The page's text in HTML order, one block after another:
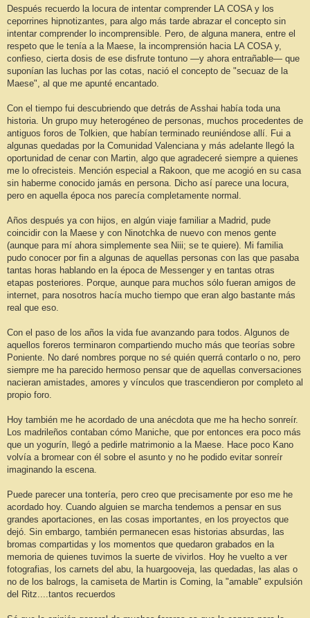
Después recuerdo la locura de intentar comprender LA COSA y los
ceporrines hipnotizantes, para algo más tarde abrazar el concepto sin
intentar comprender lo incomprensible. Pero, de alguna manera, entre el
respeto que le tenía a la Maese, la incomprensión hacia LA COSA y,
confieso, cierta dosis de ese disfrute tontuno —y ahora entrañable— que
suponían las luchas por las cotas, nació el concepto de "secuaz de la
Maese", al que me apunté encantado.
Con el tiempo fui descubriendo que detrás de Asshai había toda una
historia. Un grupo muy heterogéneo de personas, muchos procedentes de
antiguos foros de Tolkien, que habían terminado reuniéndose allí. Fui a
algunas quedadas por la Comunidad Valenciana y más adelante llegó la
oportunidad de cenar con Martin, algo que agradeceré siempre a quienes
me lo ofrecisteis. Mención especial a Rakoon, que me acogió en su casa
sin haberme conocido jamás en persona. Dicho así parece una locura,
pero en aquella época nos parecía completamente normal.
Años después ya con hijos, en algún viaje familiar a Madrid, pude
coincidir con la Maese y con Ninotchka de nuevo con menos gente
(aunque para mí ahora simplemente sea Niii; se te quiere). Mi familia
pudo conocer por fin a algunas de aquellas personas con las que pasaba
tantas horas hablando en la época de Messenger y en tantas otras
etapas posteriores. Porque, aunque para muchos sólo fueran amigos de
internet, para nosotros hacía mucho tiempo que eran algo bastante más
real que eso.
Con el paso de los años la vida fue avanzando para todos. Algunos de
aquellos foreros terminaron compartiendo mucho más que teorías sobre
Poniente. No daré nombres porque no sé quién querrá contarlo o no, pero
siempre me ha parecido hermoso pensar que de aquellas conversaciones
nacieran amistades, amores y vínculos que trascendieron por completo al
propio foro.
Hoy también me he acordado de una anécdota que me ha hecho sonreír.
Los madrileños contaban cómo Maniche, que por entonces era poco más
que un yogurín, llegó a pedirle matrimonio a la Maese. Hace poco Kano
volvía a bromear con él sobre el asunto y no he podido evitar sonreír
imaginando la escena.
Puede parecer una tontería, pero creo que precisamente por eso me he
acordado hoy. Cuando alguien se marcha tendemos a pensar en sus
grandes aportaciones, en las cosas importantes, en los proyectos que
dejó. Sin embargo, también permanecen esas historias absurdas, las
bromas compartidas y los momentos que quedaron grabados en la
memoria de quienes tuvimos la suerte de vivirlos. Hoy he vuelto a ver
fotografias, los carnets del abu, la huargooveja, las quedadas, las alas o
no de los balrogs, la camiseta de Martin is Coming, la "amable" expulsión
del Ritz....tantos recuerdos